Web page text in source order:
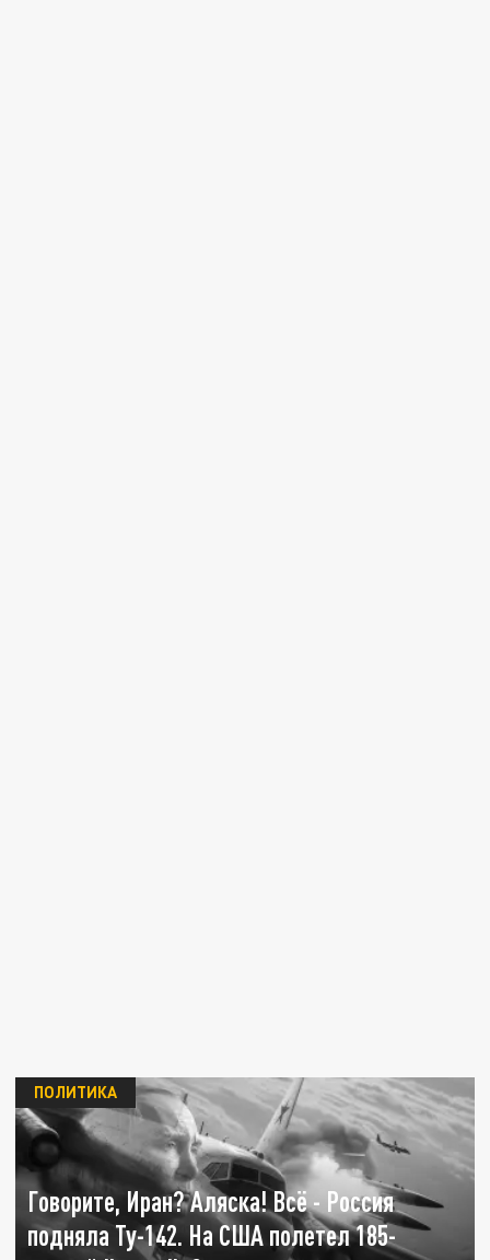
Говорите, Иран? Аляска! Всё - Россия
подняла Ту-142. На США полетел 185-
ПОЛИТИКА